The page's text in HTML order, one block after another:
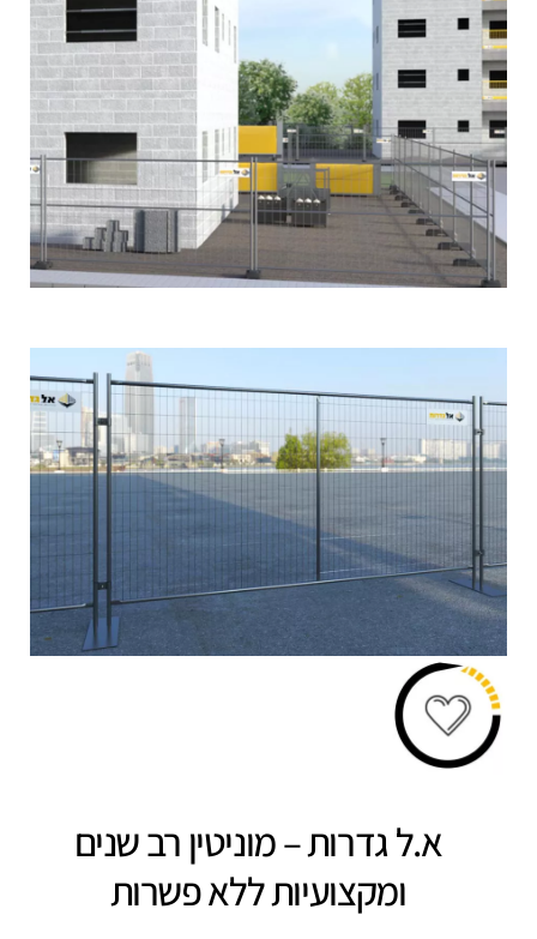
א.ל גדרות – מוניטין רב שנים
ומקצועיות ללא פשרות